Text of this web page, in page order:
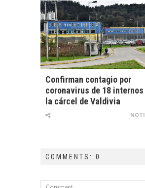
Confirman contagio por
coronavirus de 18 internos
la cárcel de Valdivia
COMMENTS: 0